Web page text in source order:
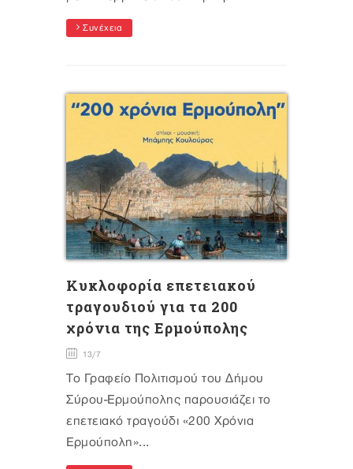
Συνέχεια
Κυκλοφορία επετειακού
τραγουδιού για τα 200
χρόνια της Ερμούπολης
13/7
Το Γραφείο Πολιτισμού του Δήμου
Σύρου-Ερμούπολης παρουσιάζει το
επετειακό τραγούδι «200 Χρόνια
Ερμούπολη»...